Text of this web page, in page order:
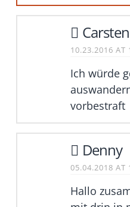
Carsten
10.23.2016 AT
Ich würde
vorbestraft
Denny
05.04.2018 AT
Hallo